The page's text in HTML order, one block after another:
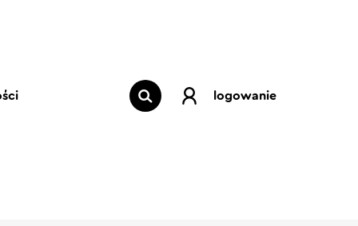
logowanie